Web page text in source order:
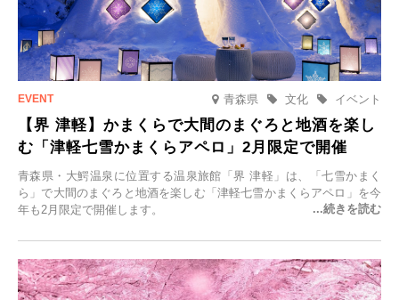
青森県 イベント
文化
【界 津軽】かまくらで大間のまぐろと地酒を楽し
む「津軽七雪かまくらアペロ」2月限定で開催
青森県・大鰐温泉に位置する温泉旅館「界 津軽」は、「七雪かまく
ら」で大間のまぐろと地酒を楽しむ「津軽七雪かまくらアペロ」を今
年も2月限定で開催します。